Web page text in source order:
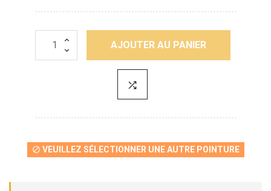
AJOUTER AU PANIER
 VEUILLEZ SÉLECTIONNER UNE AUTRE POINTURE